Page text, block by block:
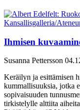
Ihmisen
Susanna Pettersson
Keräilyn ja esittämisen
kummallisuuksia, jotka
sopivaisuuden
tirkistelylle alttiita